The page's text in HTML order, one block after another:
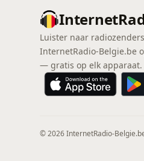
Luister naar
InternetRadio-Belgie.be
— gratis op elk apparaat.
© 2026 InternetRadio-